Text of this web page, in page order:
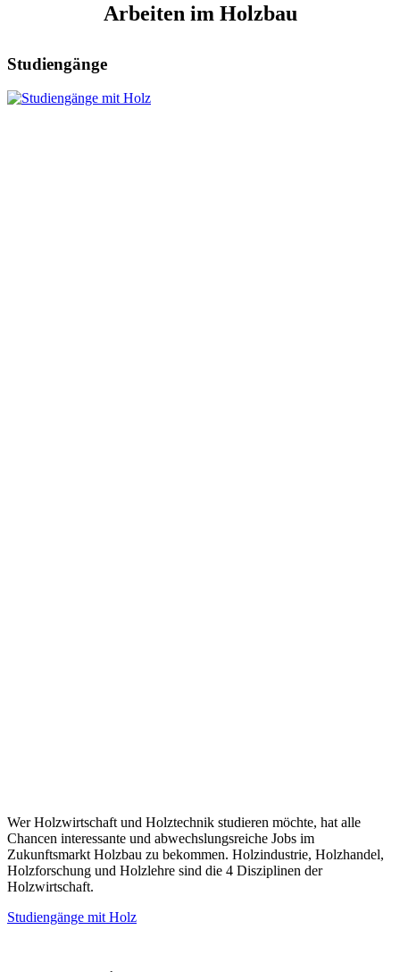
Arbeiten im Holzbau
Studiengänge
Wer Holzwirtschaft und Holztechnik studieren möchte, hat alle
Chancen interessante und abwechslungsreiche Jobs im
Zukunftsmarkt Holzbau zu bekommen. Holzindustrie, Holzhandel,
Holzforschung und Holzlehre sind die 4 Disziplinen der
Holzwirtschaft.
Studiengänge mit Holz